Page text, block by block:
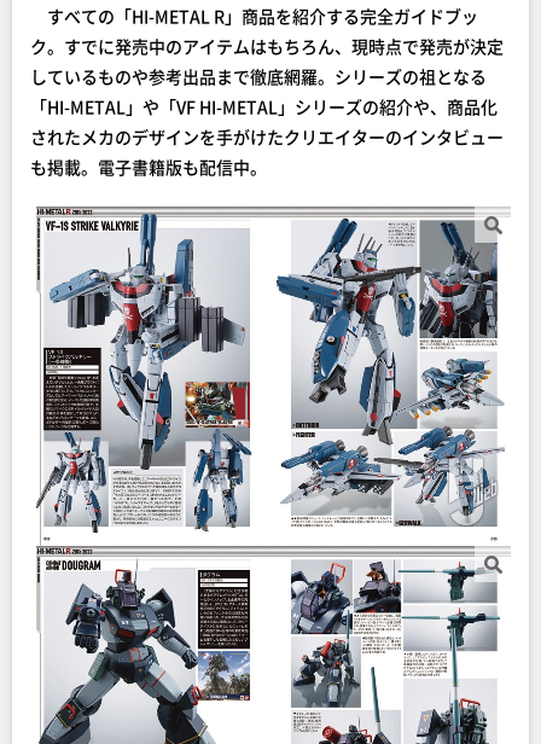
すべての「HI-METAL R」商品を紹介する完全ガイドブッ
ク。すでに発売中のアイテムはもちろん、現時点で発売が決定
しているものや参考出品まで徹底網羅。シリーズの祖となる
「HI-METAL」や「VF HI-METAL」シリーズの紹介や、商品化
されたメカのデザインを手がけたクリエイターのインタビュー
も掲載。電子書籍版も配信中。